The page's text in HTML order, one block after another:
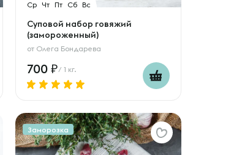
Ср Чт Пт Сб Вс
Суповой набор говяжий
(замороженный)
от Олега Бондарева
700 / 1 кг.
Заморозка